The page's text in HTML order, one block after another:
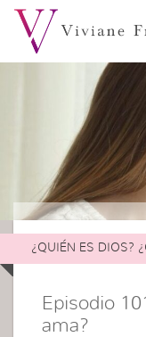
¿QUIÉN ES DIOS?
Episodio
ama?